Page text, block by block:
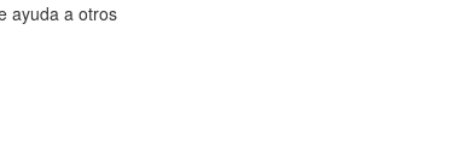
ayuda a otros